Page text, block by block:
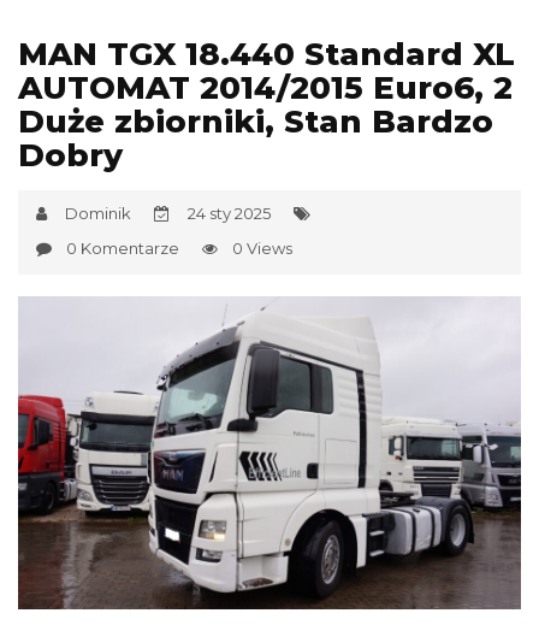
MAN TGX 18.440 Standard XL
AUTOMAT 2014/2015 Euro6, 2
Duże zbiorniki, Stan Bardzo
Dobry
Dominik
24 sty 2025
0 Komentarze
0 Views